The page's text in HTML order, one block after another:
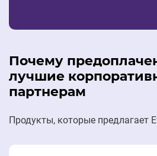
Почему
лучшие
партнерам
Продукты, которые предлагает